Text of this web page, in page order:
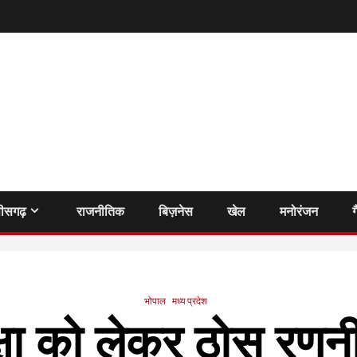
राजनीतिक बिज़नेस खेल मनोरंजन
भोपाल मध्य प्रदेश
को लेकर ठोस